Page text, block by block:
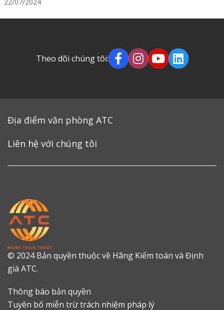
Theo dõi chúng tôi:
Địa điểm văn phòng ATC
Liên hệ với chúng tôi
© 2024 Bản quyền thuộc về Hãng Kiểm toán và Định
giá ATC.
Thông báo bản quyền
Tuyên bố miễn trừ trách nhiệm pháp lý